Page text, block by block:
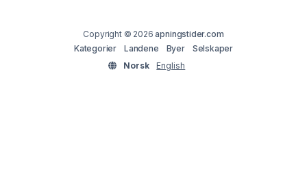
Copyright © 2026apningstider.com
Kategorier
Landene Byer
Selskaper
Norsk
English